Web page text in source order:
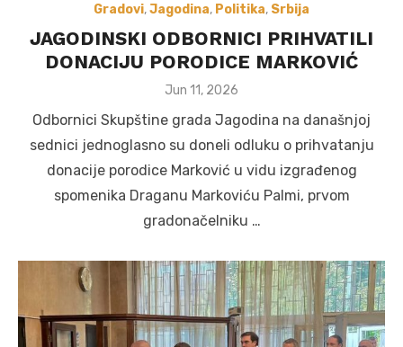
Gradovi,Jagodina, Politika, Srbija
JAGODINSKI ODBORNICI PRIHVATILI
DONACIJU PORODICE MARKOVIĆ
Posted
Jun 11, 2026
Odbornici Skupštine grada Jagodina na današnjoj
sednici jednoglasno su doneli odluku o prihvatanju
donacije porodice Marković u vidu izgrađenog
spomenika Draganu Markoviću Palmi, prvom
gradonačelniku …